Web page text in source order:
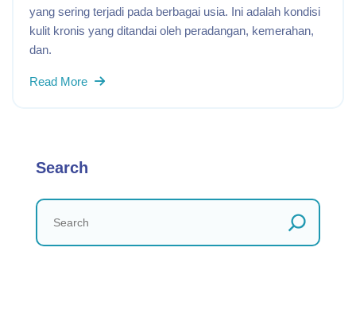
yang sering terjadi pada berbagai usia. Ini adalah kondisi
kulit kronis yang ditandai oleh peradangan, kemerahan,
dan.
Read More
Search